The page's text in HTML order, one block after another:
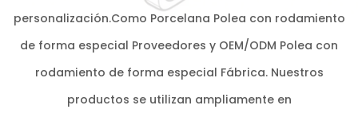
personalización.Como Porcelana Polea con rodamiento
de forma especial Proveedores y OEM/ODM Polea con
rodamiento de forma especial Fábrica. Nuestros
productos se utilizan ampliamente en